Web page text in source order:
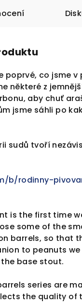
poprvé, co jsme
některé z
aby chuť
jsme sáhli po
sudů tvoří
b/rodinny-
is the first time
some of the
barrels, so that
to peanuts
base stout.
series are
the quality of